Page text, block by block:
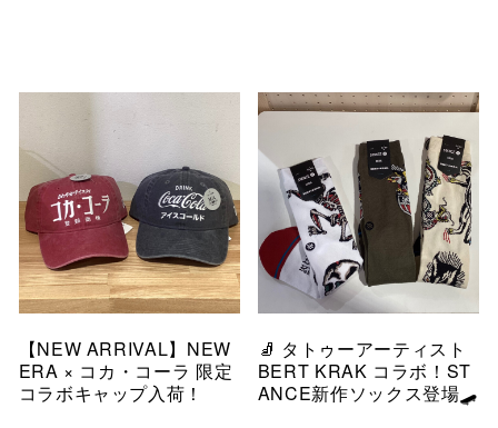
【NEW ARRIVAL】NEW
ERA × コカ・コーラ 限定
コラボキャップ入荷！
🧦 タトゥーアーティスト
BERT KRAK コラボ！ST
ANCE新作ソックス登場🛹